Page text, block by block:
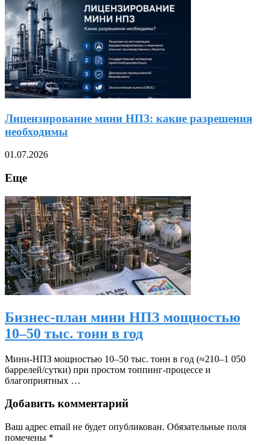
Лицензирование мини НПЗ: какие разрешения
необходимы
01.07.2026
Еще
Бизнес-план мини НПЗ мощностью
10–50 тыс. тонн в год
Мини‑НПЗ мощностью 10–50 тыс. тонн в год (≈210–1 050
баррелей/сутки) при простом топпинг‑процессе и
благоприятных …
Добавить комментарий
Ваш адрес email не будет опубликован. Обязательные поля
помечены *